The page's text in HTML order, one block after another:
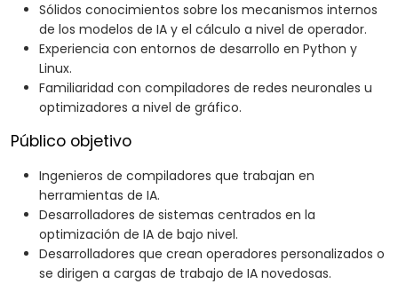
Sólidos conocimientos sobre los mecanismos internos
de los modelos de IA y el cálculo a nivel de operador.
Experiencia con entornos de desarrollo en Python y
Linux.
Familiaridad con compiladores de redes neuronales u
optimizadores a nivel de gráfico.
Público objetivo
Ingenieros de compiladores que trabajan en
herramientas de IA.
Desarrolladores de sistemas centrados en la
optimización de IA de bajo nivel.
Desarrolladores que crean operadores personalizados o
se dirigen a cargas de trabajo de IA novedosas.